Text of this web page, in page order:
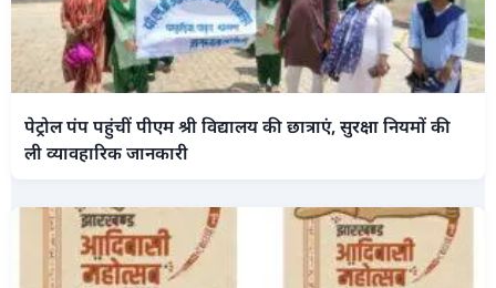
पेट्रोल पंप पहुंचीं पीएम श्री विद्यालय की छात्राएं, सुरक्षा नियमों की
ली व्यावहारिक जानकारी